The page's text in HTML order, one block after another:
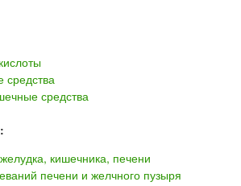
средства
средства
кишечника, печени
печени и желчного пузыря